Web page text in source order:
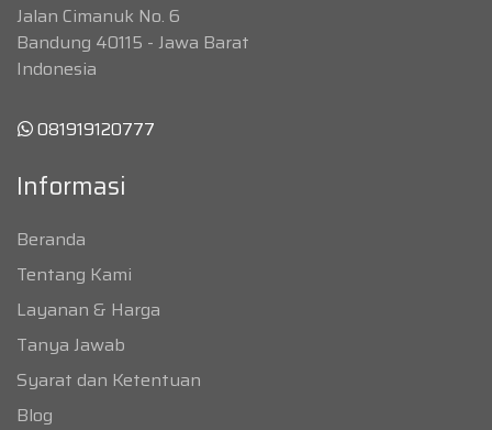
Jalan Cimanuk No. 6
Bandung 40115 - Jawa Barat
Indonesia
081919120777
Informasi
Beranda
Tentang Kami
Layanan & Harga
Tanya Jawab
Syarat dan Ketentuan
Blog